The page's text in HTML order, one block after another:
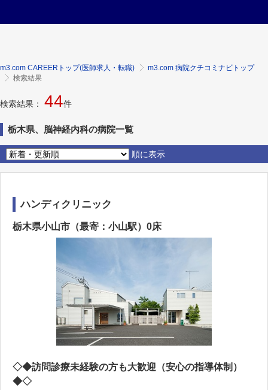
m3.com CAREERトップ(医師求人・転職)
m3.com 病院クチコミナビトップ
検索結果
検索結果： 44件
栃木県、脳神経内科の病院一覧
順に表示
ハンディクリニック
栃木県小山市（最寄：小山駅）0床
◇◆訪問診療未経験の方も大歓迎（安心の指導体制）
◆◇